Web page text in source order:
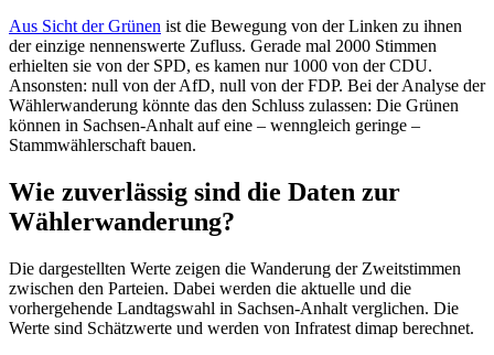
Aus Sicht der Grünen ist die Bewegung von der Linken zu ihnen
der einzige nennenswerte Zufluss. Gerade mal 2000 Stimmen
erhielten sie von der SPD, es kamen nur 1000 von der CDU.
Ansonsten: null von der AfD, null von der FDP. Bei der Analyse der
Wählerwanderung könnte das den Schluss zulassen: Die Grünen
können in Sachsen-Anhalt auf eine – wenngleich geringe –
Stammwählerschaft bauen.
Wie zuverlässig sind die Daten zur
Wählerwanderung?
Die dargestellten Werte zeigen die Wanderung der Zweitstimmen
zwischen den Parteien. Dabei werden die aktuelle und die
vorhergehende Landtagswahl in Sachsen-Anhalt verglichen. Die
Werte sind Schätzwerte und werden von Infratest dimap berechnet.